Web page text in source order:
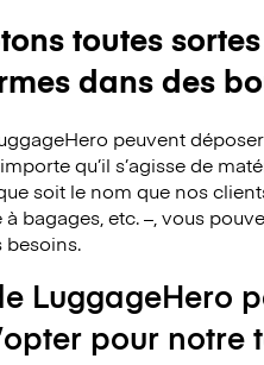
toutes
dans des
peuvent
qu’il s’agisse de
soit le nom que nos
bagages, etc. –, vous
besoins.
LuggageHero
pour